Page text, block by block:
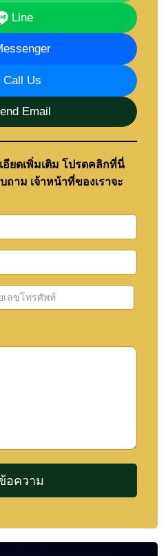
Line
Call Us
Email
ยดเพิ่มเติม โปรดคลิกที่นี่
าม เจ้าหน้าที่ของเราจะ